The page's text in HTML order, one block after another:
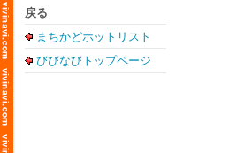
戻る
まちかどホットリスト
びびなびトップページ